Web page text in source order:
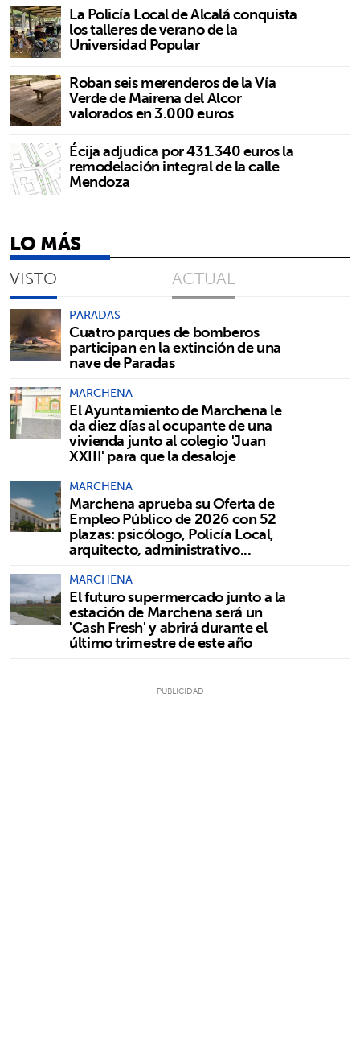
La Policía Local de Alcalá conquista
los talleres de verano de la
Universidad Popular
Roban seis merenderos de la Vía
Verde de Mairena del Alcor
valorados en 3.000 euros
Écija adjudica por 431.340 euros la
remodelación integral de la calle
Mendoza
LO MÁS
VISTO ACTUAL
PARADAS
Cuatro parques de bomberos
participan en la extinción de una
nave de Paradas
MARCHENA
El Ayuntamiento de Marchena le
da diez días al ocupante de una
vivienda junto al colegio 'Juan
XXIII' para que la desaloje
MARCHENA
Marchena aprueba su Oferta de
Empleo Público de 2026 con 52
plazas: psicólogo, Policía Local,
arquitecto, administrativo...
MARCHENA
El futuro supermercado junto a la
estación de Marchena será un
'Cash Fresh' y abrirá durante el
último trimestre de este año